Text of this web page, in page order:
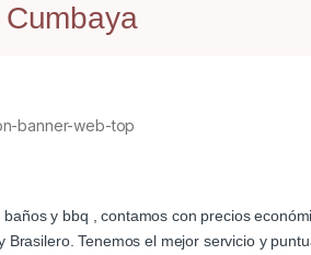
y bbq , contamos con precios
Tenemos el mejor servicio y